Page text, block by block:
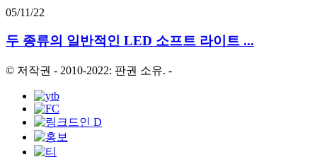
05/11/22
두 종류의 일반적인 LED 소프트 라이트 ...
© 저작권 - 2010-2022: 판권 소유. -